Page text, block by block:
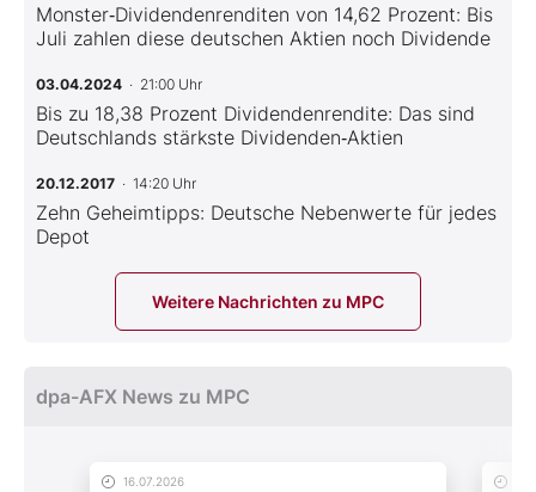
Monster‑Dividendenrenditen von 14,62 Prozent: Bis
Juli zahlen diese deutschen Aktien noch Dividende
03.04.2024 · 21:00 Uhr
Bis zu 18,38 Prozent Dividendenrendite: Das sind
Deutschlands stärkste Dividenden‑Aktien
20.12.2017 · 14:20 Uhr
Zehn Geheimtipps: Deutsche Nebenwerte für jedes
Depot
Weitere Nachrichten zu MPC
dpa-AFX News zu MPC
16.07.2026